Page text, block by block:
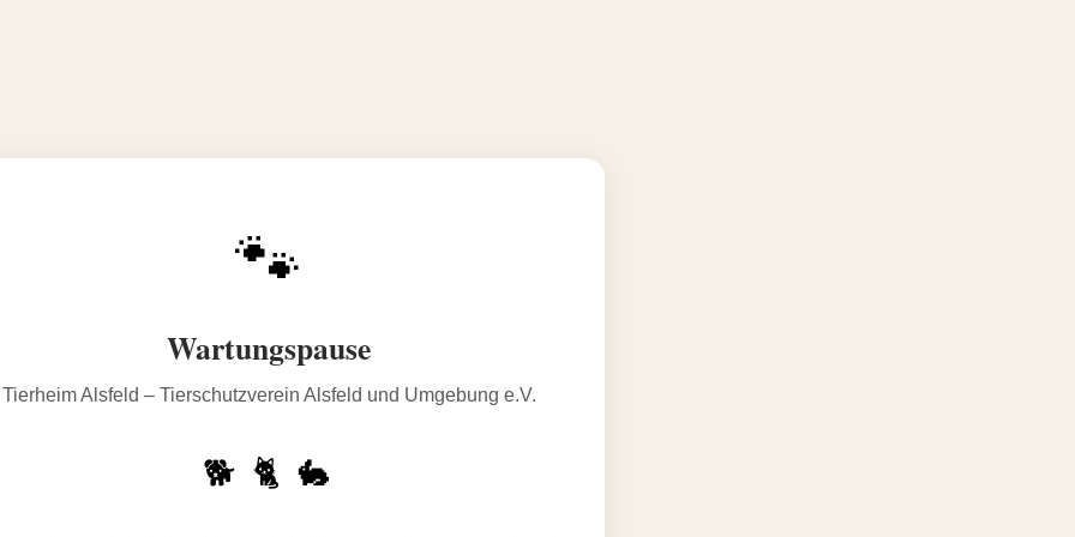
🐾
Wartungspause
Tierheim Alsfeld – Tierschutzverein Alsfeld und Umgebung e.V.
🐕 🐈 🐇